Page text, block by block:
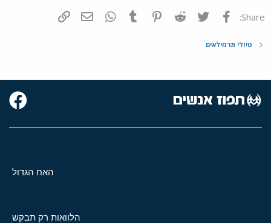
Share: פייסבוק Twitter
Reddit
Pinterest
Tumblr
WhatsAppדואר אלקטרוני
טיולי תרמילאים
האח הגדול
הלוואות רק תבקש